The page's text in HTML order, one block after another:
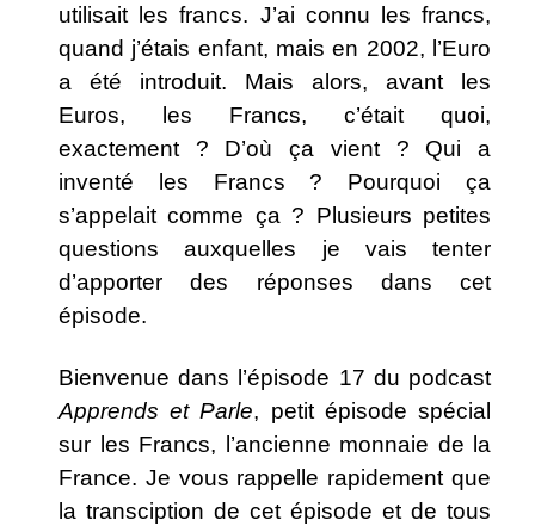
utilisait les francs. J’ai connu les francs,
quand j’étais enfant, mais en 2002, l’Euro
a été introduit. Mais alors, avant les
Euros, les Francs, c’était quoi,
exactement ? D’où ça vient ? Qui a
inventé les Francs ? Pourquoi ça
s’appelait comme ça ? Plusieurs petites
questions auxquelles je vais tenter
d’apporter des réponses dans cet
épisode.
Bienvenue dans l’épisode 17 du podcast
Apprends et Parle, petit épisode spécial
sur les Francs, l’ancienne monnaie de la
France. Je vous rappelle rapidement que
la transciption de cet épisode et de tous